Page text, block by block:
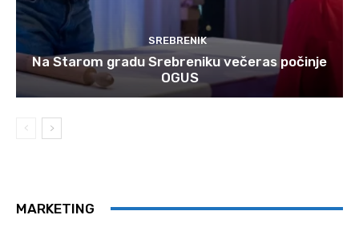
SREBRENIK
Na Starom gradu Srebreniku večeras počinje
OGUS
MARKETING